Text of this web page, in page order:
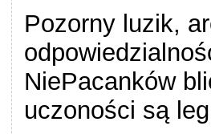
Pozorny luzik,
NiePacanków
uczoności są